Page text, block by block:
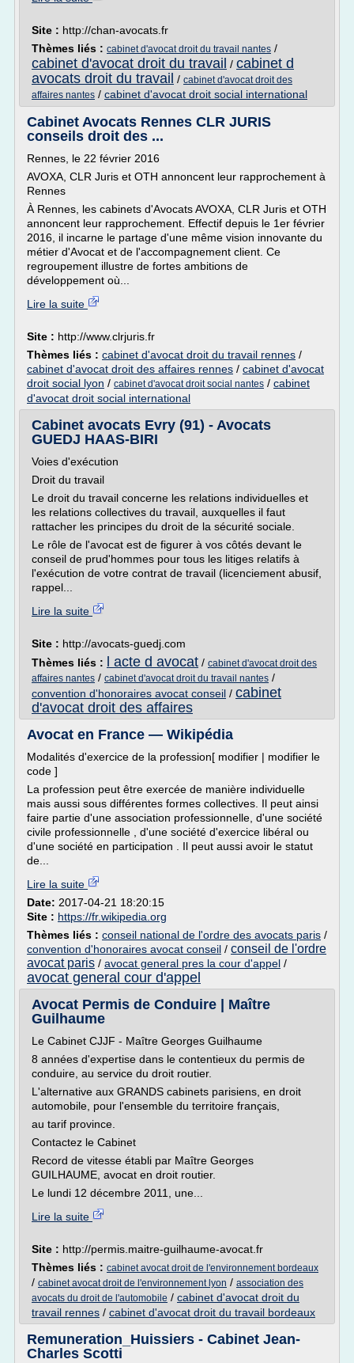
Site : http://chan-avocats.fr
Thèmes liés : cabinet d'avocat droit du travail nantes /
cabinet d'avocat droit du travail / cabinet d
avocats droit du travail / cabinet d'avocat droit des
affaires nantes / cabinet d'avocat droit social international
Cabinet Avocats Rennes CLR JURIS
conseils droit des ...
Rennes, le 22 février 2016
AVOXA, CLR Juris et OTH annoncent leur rapprochement à
Rennes
À Rennes, les cabinets d'Avocats AVOXA, CLR Juris et OTH
annoncent leur rapprochement. Effectif depuis le 1er février
2016, il incarne le partage d'une même vision innovante du
métier d'Avocat et de l'accompagnement client. Ce
regroupement illustre de fortes ambitions de
développement où...
Lire la suite
Site : http://www.clrjuris.fr
Thèmes liés : cabinet d'avocat droit du travail rennes /
cabinet d'avocat droit des affaires rennes / cabinet d'avocat
droit social lyon / cabinet d'avocat droit social nantes / cabinet
d'avocat droit social international
Cabinet avocats Evry (91) - Avocats
GUEDJ HAAS-BIRI
Voies d'exécution
Droit du travail
Le droit du travail concerne les relations individuelles et
les relations collectives du travail, auxquelles il faut
rattacher les principes du droit de la sécurité sociale.
Le rôle de l'avocat est de figurer à vos côtés devant le
conseil de prud'hommes pour tous les litiges relatifs à
l'exécution de votre contrat de travail (licenciement abusif,
rappel...
Lire la suite
Site : http://avocats-guedj.com
Thèmes liés :
l acte d avocat / cabinet d'avocat droit des
affaires nantes / cabinet d'avocat droit du travail nantes /
convention d'honoraires avocat conseil / cabinet
d'avocat droit des affaires
Avocat en France — Wikipédia
Modalités d'exercice de la profession[ modifier | modifier le
code ]
La profession peut être exercée de manière individuelle
mais aussi sous différentes formes collectives. Il peut ainsi
faire partie d'une association professionnelle, d'une société
civile professionnelle , d'une société d'exercice libéral ou
d'une société en participation . Il peut aussi avoir le statut
de...
Lire la suite
Date: 2017-04-21 18:20:15
Site : https://fr.wikipedia.org
Thèmes liés : conseil national de l'ordre des avocats paris /
convention d'honoraires avocat conseil / conseil de l'ordre
avocat paris / avocat general pres la cour d'appel /
avocat general cour d'appel
Avocat Permis de Conduire | Maître
Guilhaume
Le Cabinet CJJF - Maître Georges Guilhaume
8 années d'expertise dans le contentieux du permis de
conduire, au service du droit routier.
L'alternative aux GRANDS cabinets parisiens, en droit
automobile, pour l'ensemble du territoire français,
au tarif province.
Contactez le Cabinet
Record de vitesse établi par Maître Georges
GUILHAUME, avocat en droit routier.
Le lundi 12 décembre 2011, une...
Lire la suite
Site : http://permis.maitre-guilhaume-avocat.fr
Thèmes liés : cabinet avocat droit de l'environnement bordeaux
/ cabinet avocat droit de l'environnement lyon / association des
avocats du droit de l'automobile / cabinet d'avocat droit du
travail rennes / cabinet d'avocat droit du travail bordeaux
Remuneration_Huissiers - Cabinet Jean-
Charles Scotti